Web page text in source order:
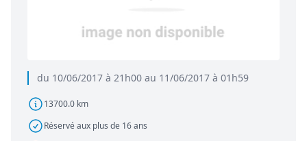
du 10/06/2017 à 21h00 au 11/06/2017 à 01h59
13700.0 km
Réservé aux plus de 16 ans